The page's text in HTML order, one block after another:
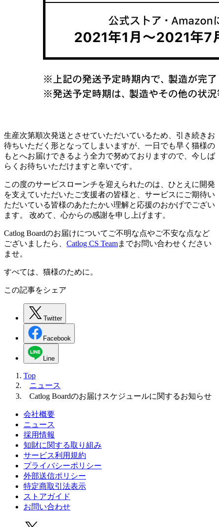
生産次第順次発送とさせていただいているため、引き続きお
待ちいただく形となってしまいますが、一日でも早く猫様の
もとへお届けできるよう全力で努めておりますので、今しば
らくお待ちいただけますと幸いです。
この度のサービスローンチを迎えられたのは、ひとえに開発
を支えていただいたご支援者の皆様と、サービスにご期待い
ただいている皆様のあたたかい理解と応援のおかげでござい
ます。 改めて、心からの感謝を申し上げます。
Catlog Boardのお届けについてご不明な点やご不安な点など
ございましたら、 Catlog CS Teamまでお問い合わせください
ませ。
すべては、猫様のために。
この記事をシェア
Twitter
Facebook
Line
Top
ニュース
Catlog Boardのお届けスケジュールに関するお知らせ
会社概要
ニュース
採用情報
知財に関する取り組み
サービス利用規約
プライバシーポリシー
外部送信ポリシー
特定商取引法表示
ストアガイド
お問い合わせ